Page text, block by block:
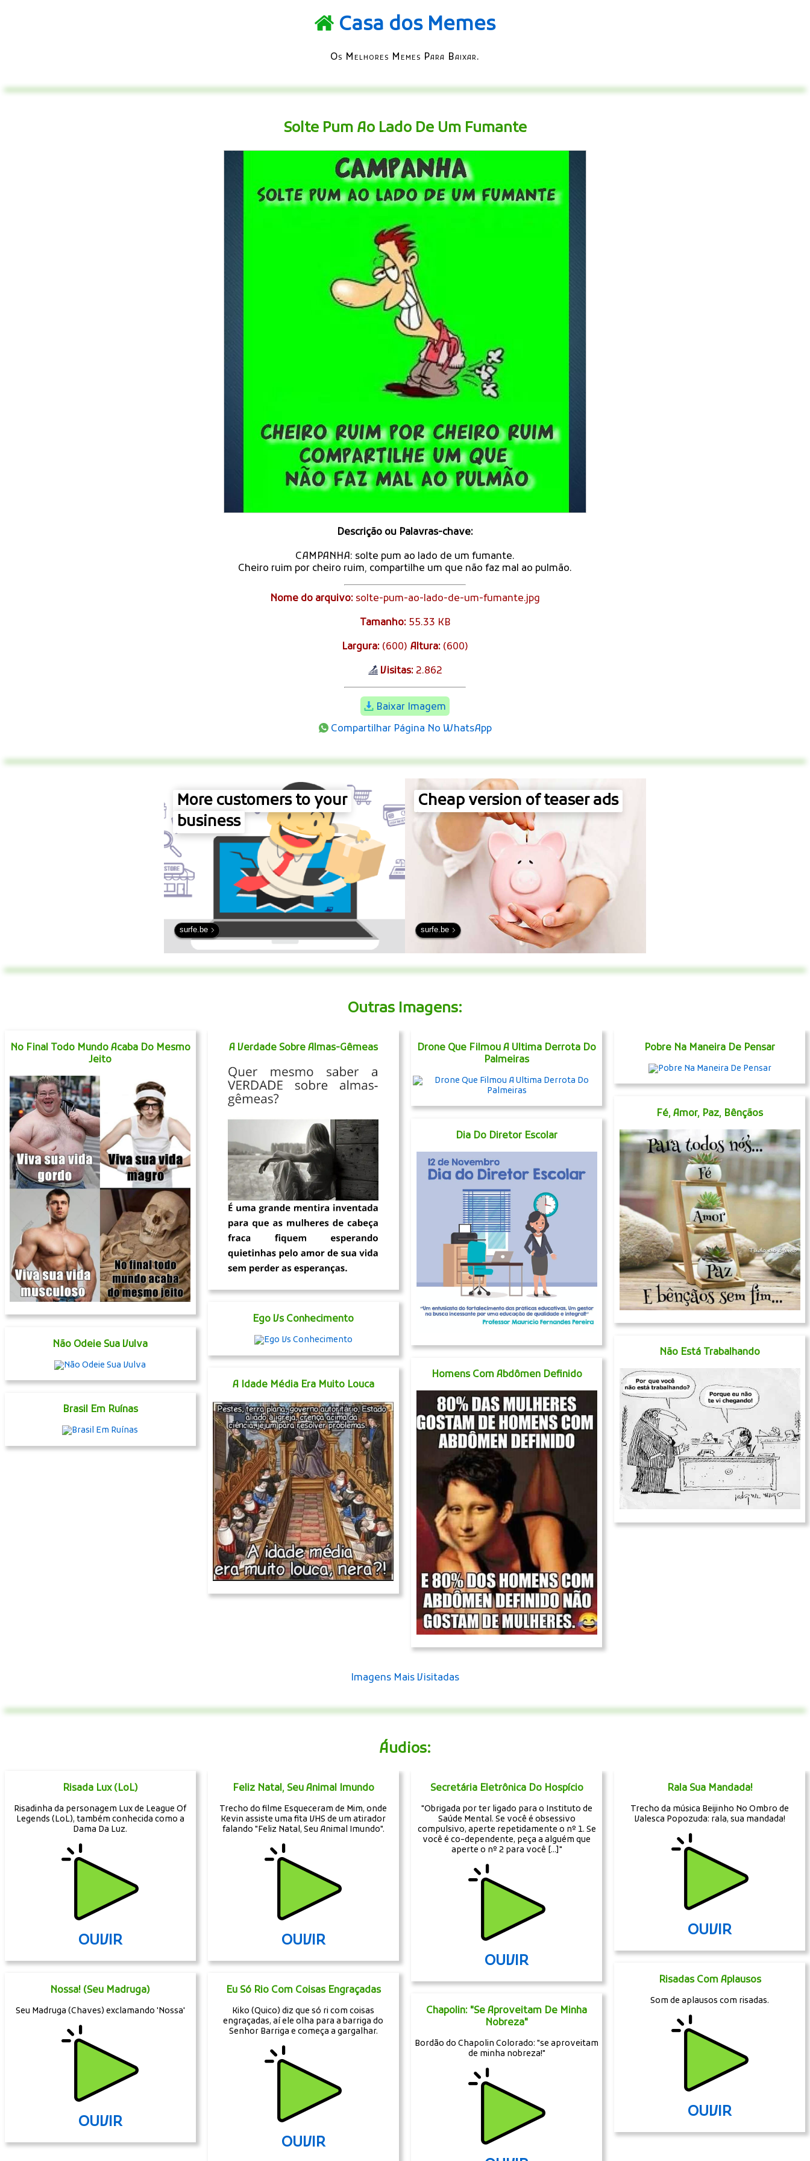
Casa dos Memes
Os Melhores Memes Para Baixar.
Solte Pum Ao Lado De Um Fumante
Descrição ou Palavras-chave:
CAMPANHA: solte pum ao lado de um fumante.
Cheiro ruim por cheiro ruim, compartilhe um que não faz mal ao pulmão.
Nome do arquivo: solte-pum-ao-lado-de-um-fumante.jpg
Tamanho:55.33 KB
Largura: (600) Altura: (600)
Visitas:2.862
Baixar Imagem
Compartilhar Página No WhatsApp
More customers to your
business
surfe.be
Cheap version of teaser ads
surfe.be
Outras Imagens:
No Final Todo Mundo Acaba Do Mesmo
Jeito
Não Odeie Sua Vulva
Brasil Em Ruínas
A Verdade Sobre Almas-Gêmeas
Ego Vs Conhecimento
A Idade Média Era Muito Louca
Drone Que Filmou A Ultima Derrota Do
Palmeiras
Dia Do Diretor Escolar
Homens Com Abdômen Definido
Pobre Na Maneira De Pensar
Fé, Amor, Paz, Bênçãos
Não Está Trabalhando
Imagens Mais Visitadas
Áudios:
Risada Lux (LoL)
Risadinha da personagem Lux de League Of
Legends (LoL), também conhecida como a
Dama Da Luz.
OUVIR
Nossa! (Seu Madruga)
Seu Madruga (Chaves) exclamando 'Nossa'
OUVIR
Feliz Natal, Seu Animal Imundo
Trecho do filme Esqueceram de Mim, onde
Kevin assiste uma fita VHS de um atirador
falando "Feliz Natal, Seu Animal Imundo".
OUVIR
Eu Só Rio Com Coisas Engraçadas
Kiko (Quico) diz que só ri com coisas
engraçadas, aí ele olha para a barriga do
Senhor Barriga e começa a gargalhar.
OUVIR
Secretária Eletrônica Do Hospício
"Obrigada por ter ligado para o Instituto de
Saúde Mental. Se você é obsessivo
compulsivo, aperte repetidamente o nº 1. Se
você é co-dependente, peça a alguém que
aperte o nº 2 para você [...]"
OUVIR
Chapolin: "Se Aproveitam De Minha
Nobreza"
Bordão do Chapolin Colorado: "se aproveitam
de minha nobreza!"
Rala Sua Mandada!
Trecho da música Beijinho No Ombro de
Valesca Popozuda: rala, sua mandada!
OUVIR
Risadas Com Aplausos
Som de aplausos com risadas.
OUVIR